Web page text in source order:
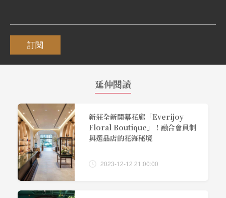
訂閱
延伸閱讀
新莊全新開幕花廊「Everijoy
Floral Boutique」！融合會員制
與選品店的花海秘境
2023-12-12 21:00:00